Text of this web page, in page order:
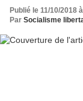
Publié le 11/10/2018
Par Socialisme